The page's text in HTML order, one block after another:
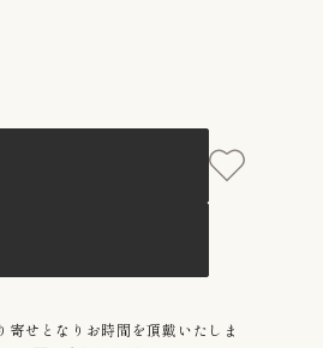
せとなりお時間を頂戴いたしま